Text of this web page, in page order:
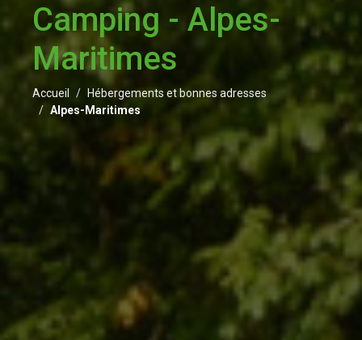
Camping - Alpes-
Maritimes
Accueil
Hébergements et bonnes adresses
Alpes-Maritimes